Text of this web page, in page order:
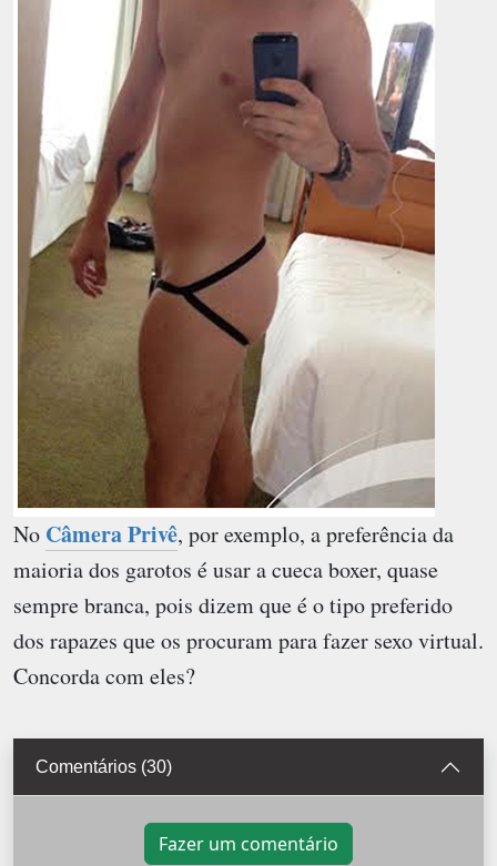
No Câmera Privê, por exemplo, a preferência da
maioria dos garotos é usar a cueca boxer, quase
sempre branca, pois dizem que é o tipo preferido
dos rapazes que os procuram para fazer sexo virtual.
Concorda com eles?
Comentários (30)
Fazer um comentário